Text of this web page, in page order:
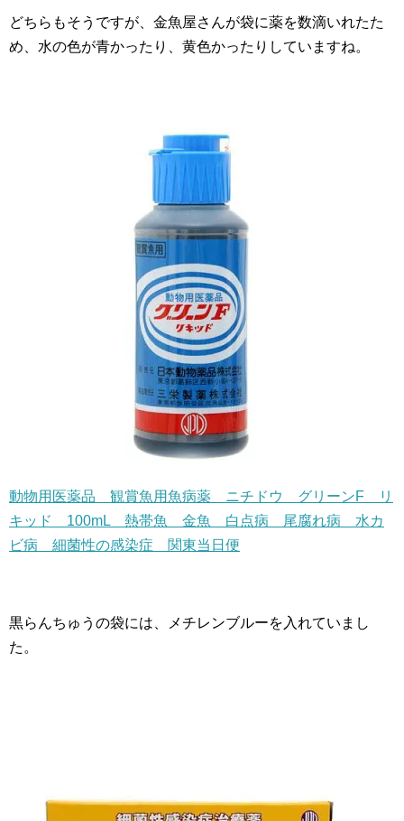
どちらもそうですが、金魚屋さんが袋に薬を数滴いれたた
め、水の色が青かったり、黄色かったりしていますね。
動物用医薬品 観賞魚用魚病薬 ニチドウ グリーンF リ
キッド 100mL 熱帯魚 金魚 白点病 尾腐れ病 水カ
ビ病 細菌性の感染症 関東当日便
黒らんちゅうの袋には、メチレンブルーを入れていまし
た。